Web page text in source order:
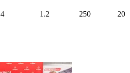
4 1.2 250 20